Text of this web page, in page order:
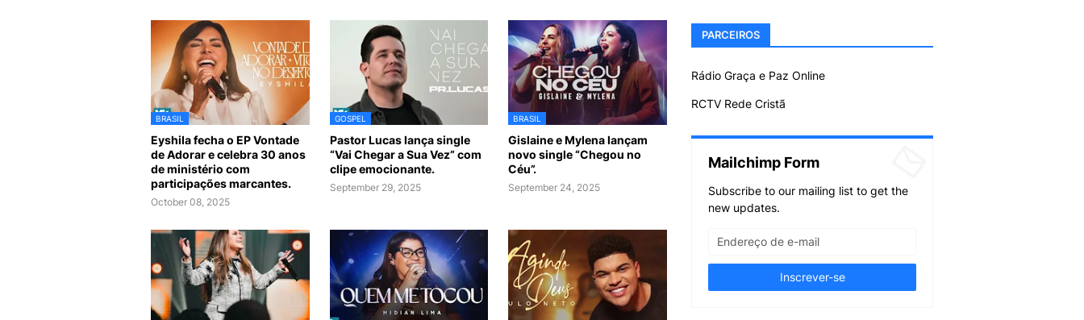
BRASIL
Eyshila fecha o EP Vontade
de Adorar e celebra 30 anos
de ministério com
participações marcantes.
October 08, 2025
GOSPEL
Pastor Lucas lança single
“Vai Chegar a Sua Vez” com
clipe emocionante.
September 29, 2025
BRASIL
Gislaine e Mylena lançam
novo single “Chegou no
Céu”.
September 24, 2025
PARCEIROS
Rádio Graça e Paz Online
RCTV Rede Cristã
Mailchimp Form
Subscribe to our mailing list to get the
new updates.